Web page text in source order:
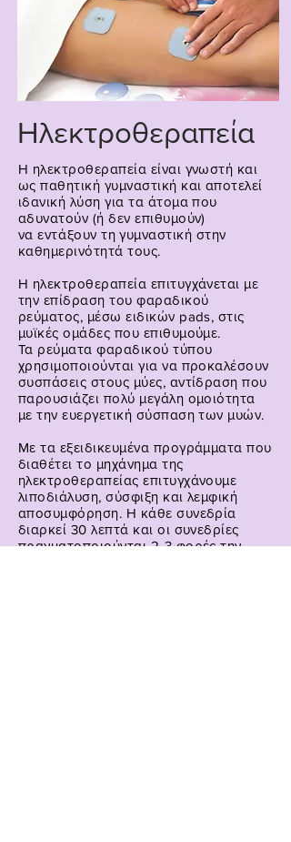
Ηλεκτροθεραπεία
Η ηλεκτροθεραπεία είναι γνωστή και
ως παθητική γυμναστική και αποτελεί
ιδανική λύση για τα άτομα που
αδυνατούν (ή δεν επιθυμούν)
ναεντάξουν τη γυμναστική στην
καθημερινότητά τους.
Η ηλεκτροθεραπεία επιτυγχάνεται με
την επίδραση του φαραδικού
ρεύματος, μέσω ειδικών pads, στις
μυϊκές ομάδες που επιθυμούμε.
Τα ρεύματα φαραδικού τύπου
χρησιμοποιούνται για να προκαλέσουν
συσπάσεις στους μύες, αντίδραση που
παρουσιάζει πολύ μεγάλη ομοιότητα
με την ευεργετική σύσπαση των μυών.
Με τα εξειδικευμένα προγράμματα που
διαθέτει το μηχάνημα της
ηλεκτροθεραπείας επιτυγχάνουμε
λιποδιάλυση, σύσφιξη και λεμφική
αποσυμφόρηση. Η κάθε συνεδρία
διαρκεί 30 λεπτά και οι συνεδρίες
πραγματοποιούνται 2-3 φορές την